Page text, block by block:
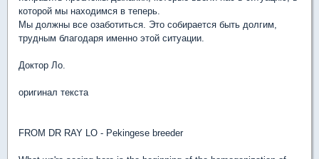
которой мы находимся в теперь.
Мы должны все озаботиться. Это собирается быть долгим,
трудным благодаря именно этой ситуации.
Доктор Ло.
оригинал текста
FROM DR RAY LO - Pekingese breeder